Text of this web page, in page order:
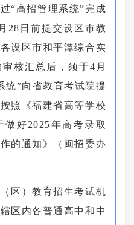
“高招管理系统”完成
28日前提交设区市教
设区市和平潭综合实
核汇总后，须于4月
统”向省教育考试院提
照《福建省高等学校
好2025年高考录取
的通知》（闽招委办
区）教育招生考试机
区内各普通高中和中